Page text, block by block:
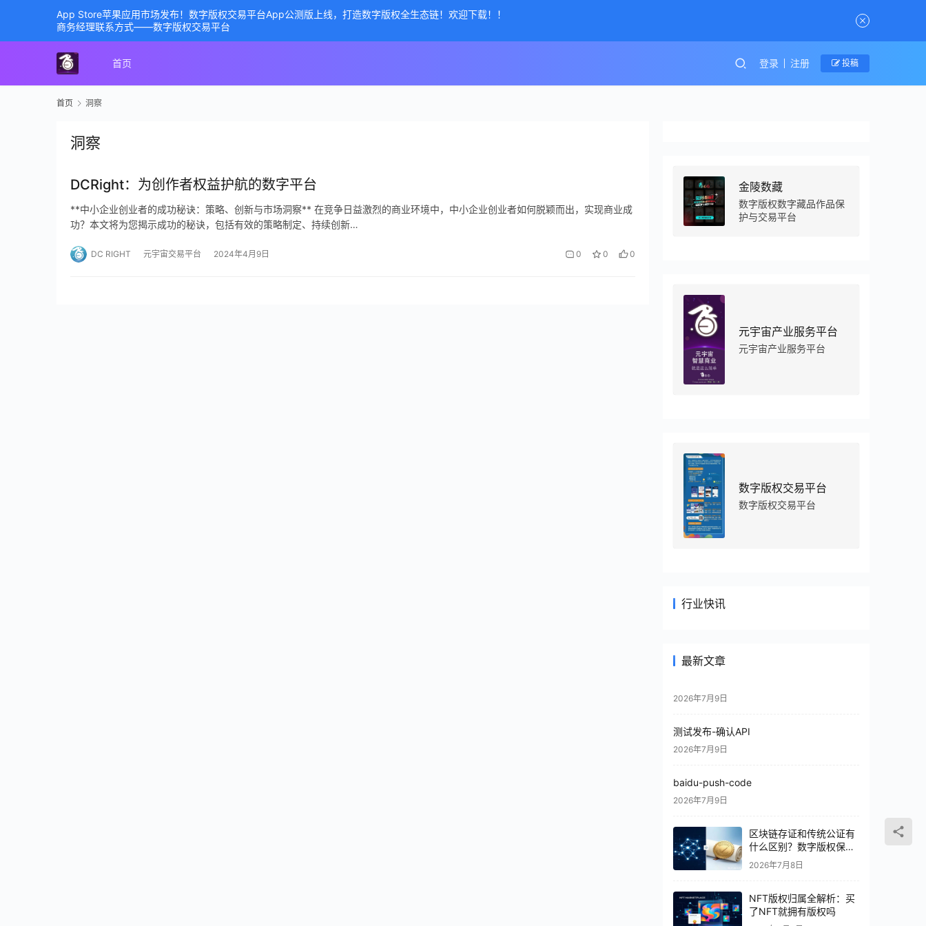
首页 登录 注册 投稿
首页 洞察
洞察
DCRight：为创作者权益护航的数字平台
**中小企业创业者的成功秘诀：策略、创新与市场洞察** 在竞争日益激烈的商业环境中，中小企业创业者如何脱颖而出，实现商业成
功？本文将为您揭示成功的秘诀，包括有效的策略制定、持续创新…
DC RIGHT 元宇宙交易平台 2024年4月9日 0 0 0
金陵数藏
数字版权数字藏品作品保
护与交易平台
元宇宙产业服务平台
元宇宙产业服务平台
数字版权交易平台
数字版权交易平台
行业快讯
最新文章
2026年7月9日
测试发布-确认API
2026年7月9日
baidu-push-code
2026年7月9日
区块链存证和传统公证有
什么区别？数字版权保护
怎么选
2026年7月8日
NFT版权归属全解析：买
了NFT就拥有版权吗
App Store苹果应用市场发布！数字版权交易平台App公测版上线，打造数字版权全生态链！欢迎下载！！
商务经理联系方式——数字版权交易平台